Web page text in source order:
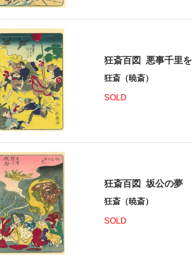
狂斎百図 悪事千里
狂斎（暁斎）
SOLD
狂斎百図 坂公の夢
狂斎（暁斎）
SOLD